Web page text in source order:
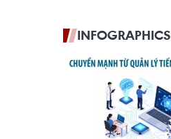
INFOGRAPHICS